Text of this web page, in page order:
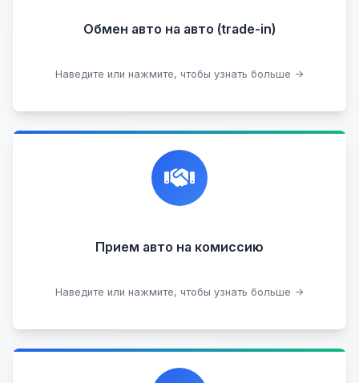
Обмен авто на авто (trade-in)
Наведите или нажмите, чтобы узнать больше →
Подобрать авто
Прием авто на комиссию
Наведите или нажмите, чтобы узнать больше →
Честная и профессиональная экспертиза, реклама,
переговоры с клиентами, подготовка документов,
сопровождение сделки.
Прием битых авто
Оставить на комиссии
Профессиональная помощь в выборе автомобиля